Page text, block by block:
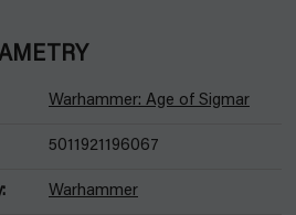
Warhammer: Age of Sigmar
5011921196067
: Warhammer